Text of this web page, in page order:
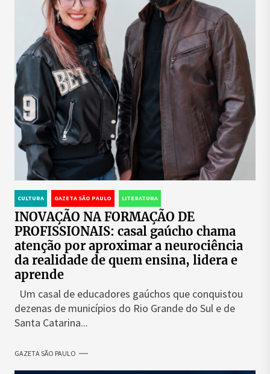
CULTURA GAZETA SÃO PAULO LITERATURA
INOVAÇÃO NA FORMAÇÃO DE
PROFISSIONAIS: casal gaúcho chama
atenção por aproximar a neurociência
da realidade de quem ensina, lidera e
aprende
Um casal de educadores gaúchos que conquistou
dezenas de municípios do Rio Grande do Sul e de
Santa Catarina...
GAZETA SÃO PAULO